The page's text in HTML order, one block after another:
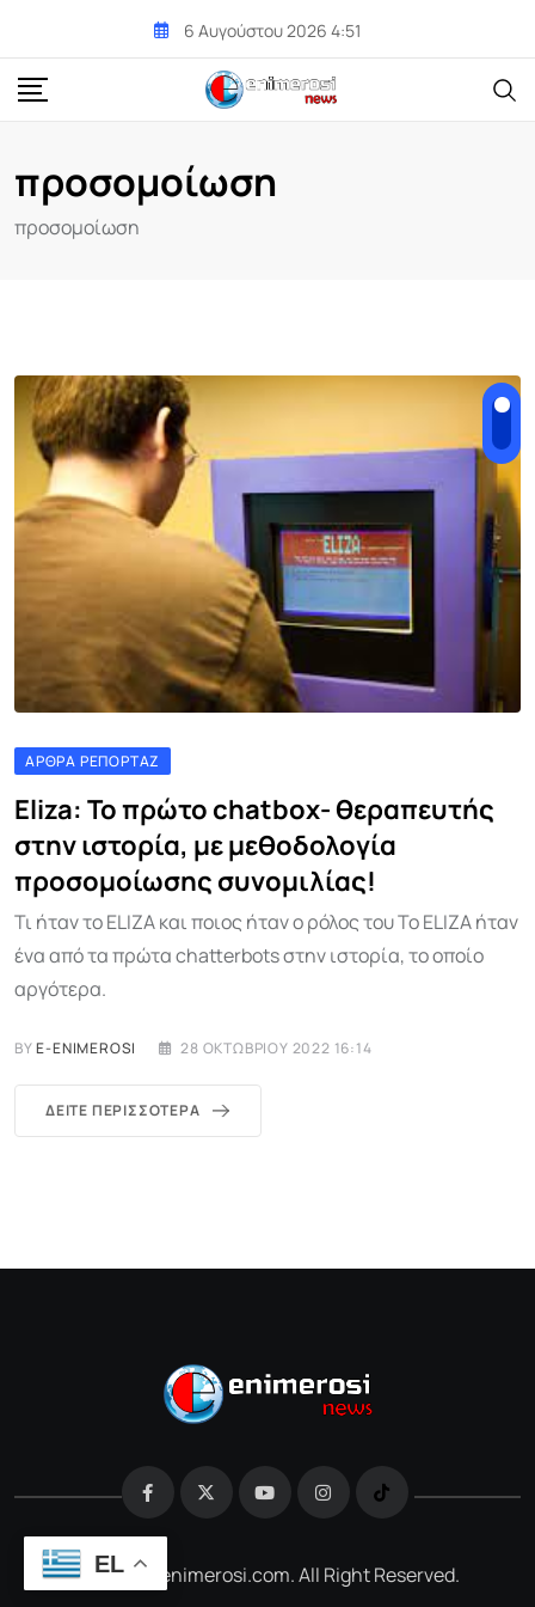
content
6 Αυγούστου 2026 4:51
προσομοίωση
προσομοίωση
ΆΡΘΡΑ ΡΕΠΟΡΤΆΖ
Eliza: Το πρώτο chatbox- θεραπευτής
στην ιστορία, με μεθοδολογία
προσομοίωσης συνομιλίας!
Τι ήταν το ELIZA και ποιος ήταν ο ρόλος του Το ELIZA ήταν
ένα από τα πρώτα chatterbots στην ιστορία, το οποίο
αργότερα.
BYE-ENIMEROSI 28 ΟΚΤΩΒΡΊΟΥ 2022 16:14
ΔΕΊΤΕ ΠΕΡΙΣΣΌΤΕΡΑ
@2026 e-enimerosi.com. All Right Reserved.
EL